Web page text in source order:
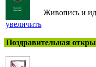
увеличить
Живопись и
Поздравительная